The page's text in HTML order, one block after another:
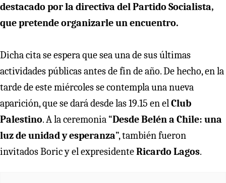
destacado por la directiva del Partido Socialista,
que pretende organizarle un encuentro.
Dicha cita se espera que sea una de sus últimas
actividades públicas antes de fin de año. De hecho, en la
tarde de este miércoles se contempla una nueva
aparición, que se dará desde las 19.15 en elClub
Palestino. A la ceremonia “Desde Belén a Chile: una
luz de unidad y esperanza”, también fueron
invitados Boric y el expresidenteRicardo Lagos.